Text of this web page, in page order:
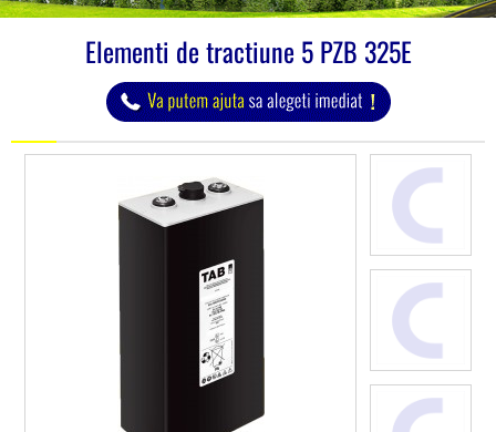
Elementi de tractiune 5 PZB 325E